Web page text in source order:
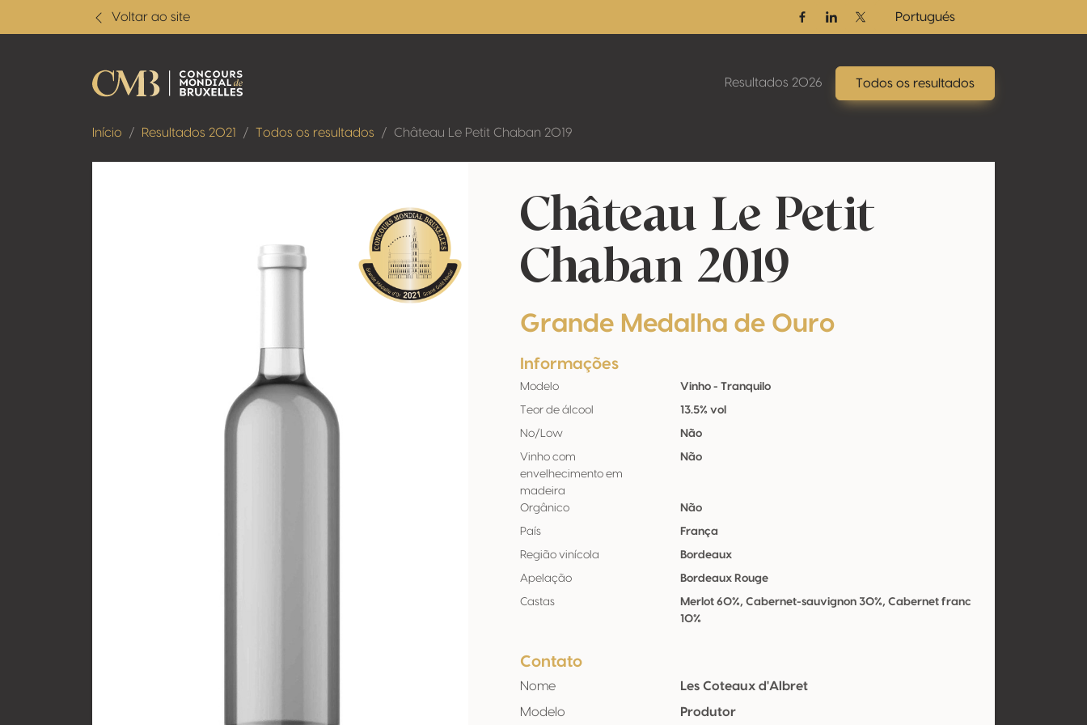
Voltar ao site
FacebookLinkedinTwitter / X
Portugués
Resultados 2026 Todos os resultados
Início Resultados 2021 Todos os resultados Château Le Petit Chaban 2019
Château Le Petit
Chaban 2019
Grande Medalha de Ouro
Informações
Modelo Vinho - Tranquilo
Teor de álcool 13.5% vol
No/Low Não
Vinho com
envelhecimento em
madeira
Não
Orgânico Não
País França
Região vinícola Bordeaux
Apelação Bordeaux Rouge
Castas
Merlot 60%, Cabernet-sauvignon 30%, Cabernet franc
10%
Contato
Nome
Les Coteaux d'Albret
Modelo
Produtor